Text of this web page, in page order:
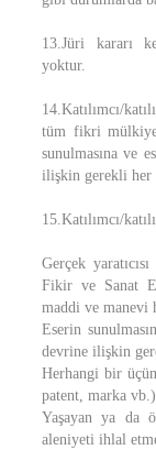
13.Jüri kararı
yoktur.
14.Katılımcı/
tüm fikri
sunulmasına ve
ilişkin gerekli her
15.Katılımcı/
Gerçek
Fikir ve Sanat
maddi ve manevi
Eserin
devrine ilişkin
Herhangi bir
patent, marka
Yaşayan ya da
aleniyeti ihlal